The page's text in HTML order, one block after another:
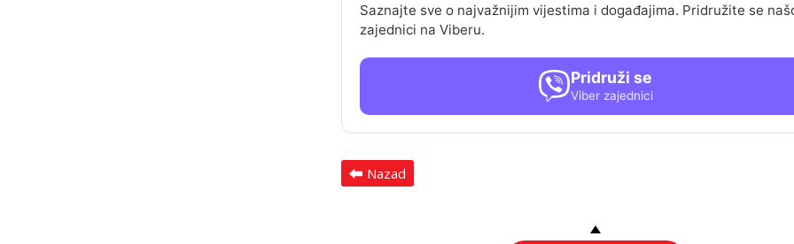
Saznajte sve o najvažnijim vijestima i događajima. Pridružite se
zajednici na Viberu.
Pridruži se
Viber zajednici
Nazad